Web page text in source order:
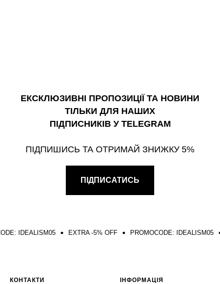
ЕКСКЛЮЗИВНІ ПРОПОЗИЦІЇ ТА НОВИНИ
ТІЛЬКИ ДЛЯ НАШИХ
ПІДПИСНИКІВ У TELEGRAM
ПІДПИШИСЬ ТА ОТРИМАЙ ЗНИЖКУ 5%
ПІДПИСАТИСЬ
EXTRA -5% OFF PROMOCODE: IDEALISM05
КОНТАКТИ ІНФОРМАЦІЯ